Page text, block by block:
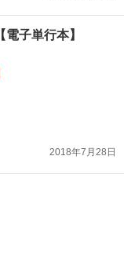
子単行本】
2018年7月28日